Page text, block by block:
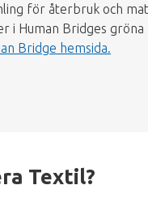
för återbruk och
i Human Bridges
Bridge hemsida.
Textil?